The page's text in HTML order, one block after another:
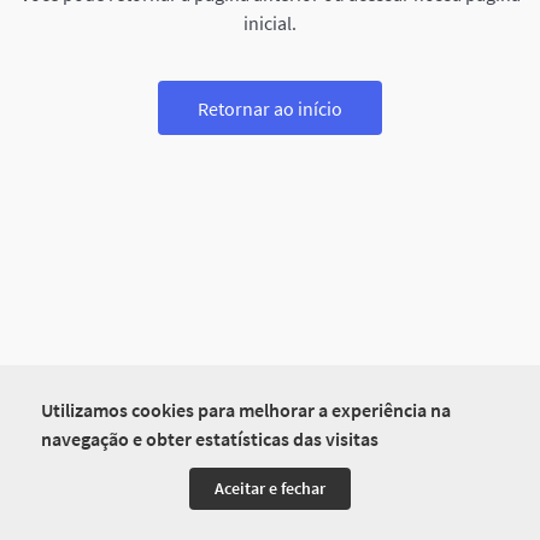
Utilizamos cookies para melhorar a experiência na
navegação e obter estatísticas das visitas
Aceitar e fechar
inicial.
Retornar ao início